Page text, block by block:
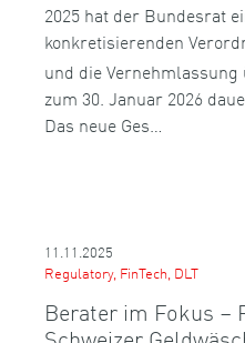
2025 hat der Bundesrat
konkretisierenden
und die
zum 30. Januar 2026
Das neue Ges…
11.11.2025
Regulatory, FinTech, DLT
Berater im Fokus –